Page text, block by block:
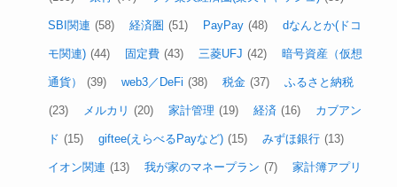
SBI関連 (58) 経済圏 (51) PayPay (48) dなんとか(ドコ
モ関連) (44) 固定費 (43) 三菱UFJ (42) 暗号資産（仮想
通貨） (39) web3／DeFi (38) 税金 (37) ふるさと納税
(23) メルカリ (20) 家計管理 (19) 経済 (16) カブアン
ド (15) giftee(えらべるPayなど) (15) みずほ銀行 (13)
イオン関連 (13) 我が家のマネープラン (7) 家計簿アプリ